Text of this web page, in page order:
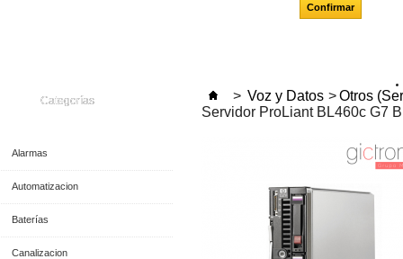
Confirmar
Categorías
Alarmas
Automatizacion
Baterías
Canalizacion
> Voz y Datos > Otros
Servidor ProLiant BL460c G7